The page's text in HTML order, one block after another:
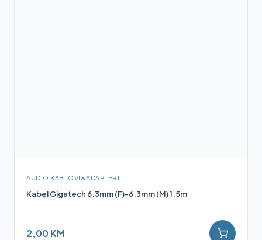
AUDIO KABLOVI&ADAPTERI
Kabel Gigatech 6.3mm (F)-6.3mm (M) 1.5m
2,00 KM